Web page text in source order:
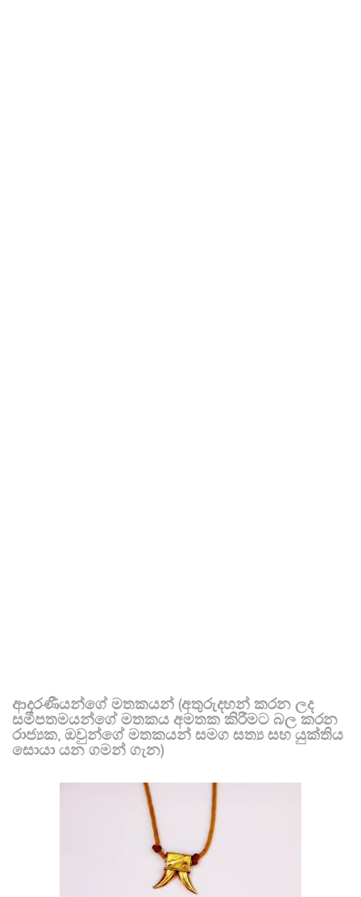
ආදරණීයන්ගේ මතකයන් (අතුරුදහන් කරන ලද
සමීපතමයන්ගේ මතකය අමතක කිරීමට බල කරන
රාජ්‍යක, ඔවුන්ගේ මතකයන් සමග සත්‍ය සහ යුක්තිය
සොයා යන ගමන් ගැන)